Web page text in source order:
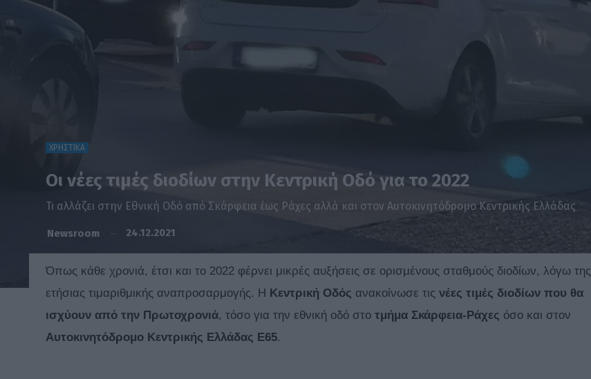
ΧΡΗΣΤΙΚΑ
Οι νέες τιμές διοδίων στην Κεντρική Οδό για το 2022
Τι αλλάζει στην Εθνική Οδό από Σκάρφεια έως Ράχες αλλά και στον Αυτοκινητόδρομο Κεντρικής Ελλάδας
Newsroom 24.12.2021
Όπως κάθε χρονιά, έτσι και το 2022 φέρνει μικρές αυξήσεις σε ορισμένους σταθμούς διοδίων, λόγω της
ετήσιας τιμαριθμικής αναπροσαρμογής. Η Κεντρική Οδός ανακοίνωσε τις νέες τιμές διοδίων που θα
ισχύουν από την Πρωτοχρονιά, τόσο για την εθνική οδό στο τμήμα Σκάρφεια-Ράχες όσο και στον
Αυτοκινητόδρομο Κεντρικής Ελλάδας Ε65.